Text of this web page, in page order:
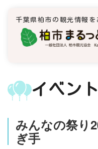
千葉県柏市の観光情報を
イベント
みんなの祭り
ぎ手